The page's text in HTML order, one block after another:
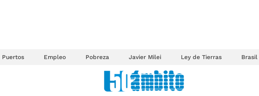
Puertos Empleo Pobreza Javier Milei Ley de Tierras Brasil